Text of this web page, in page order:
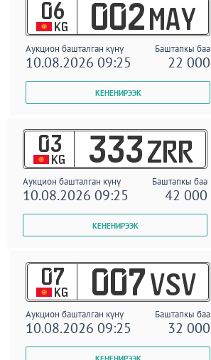
06
KG 002 MAY
Аукцион башталган күнү Баштапкы баа
10.08.2026 09:25 22 000
03
KG 333 ZRR
Аукцион башталган күнү Баштапкы баа
10.08.2026 09:25 42 000
07
KG 007 VSV
Аукцион башталган күнү Баштапкы баа
10.08.2026 09:25 32 000